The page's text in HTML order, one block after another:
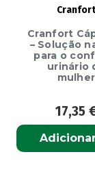
Cranfort
Cranfort
– Solução
para o
urinário
mulher
17,35